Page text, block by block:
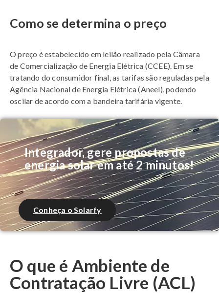
Como se determina o preço
O preço é estabelecido em leilão realizado pela Câmara
de Comercialização de Energia Elétrica (CCEE). Em se
tratando do consumidor final, as tarifas são reguladas pela
Agência Nacional de Energia Elétrica (Aneel), podendo
oscilar de acordo com a bandeira tarifária vigente.
Integrador, gere propostas de
energia solar em até 2 minutos!
Conheça o Solarfy
O que é Ambiente de
Contratação Livre (ACL)